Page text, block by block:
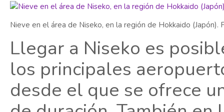
Nieve en el área de Niseko, en la región de Hokkaido (Japón).
Llegar a Niseko es
los principales
desde el que se ofrece